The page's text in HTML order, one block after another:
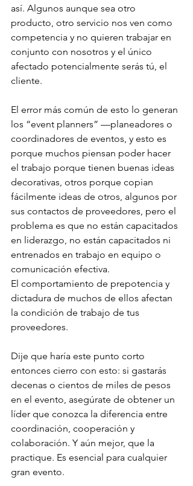
así. Algunos aunque sea otro
producto, otro servicio nos ven como
competencia y no quieren trabajar en
conjunto con nosotros y el único
afectado potencialmente serás tú, el
cliente.
El error más común de esto lo generan
los “event planners” —planeadores o
coordinadores de eventos, y esto es
porque muchos piensan poder hacer
el trabajo porque tienen buenas ideas
decorativas, otros porque copian
fácilmente ideas de otros, algunos por
sus contactos de proveedores, pero el
problema es que no están capacitados
en liderazgo, no están capacitados ni
entrenados en trabajo en equipo o
comunicación efectiva.
El comportamiento de prepotencia y
dictadura de muchos de ellos afectan
la condición de trabajo de tus
proveedores.
Dije que haría este punto corto
entonces cierro con esto: si gastarás
decenas o cientos de miles de pesos
en el evento, asegúrate de obtener un
líder que conozca la diferencia entre
coordinación, cooperación y
colaboración. Y aún mejor, que la
practique. Es esencial para cualquier
gran evento.